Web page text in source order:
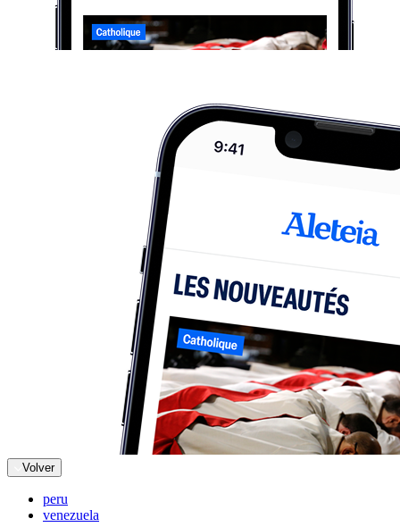
Volver
peru
venezuela